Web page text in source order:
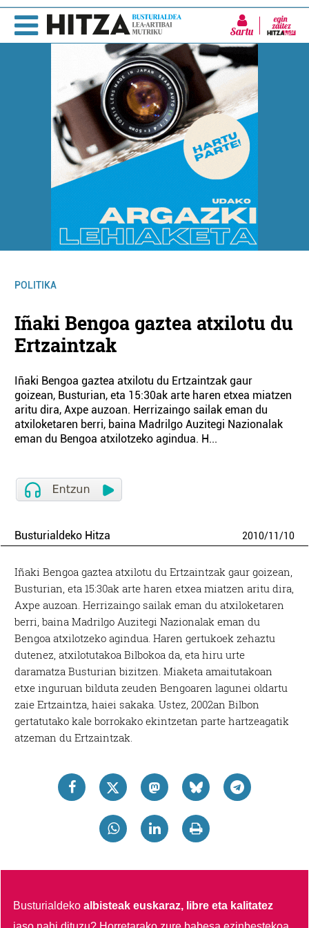
Sartu
POLITIKA
Iñaki Bengoa gaztea atxilotu du
Ertzaintzak
Iñaki Bengoa gaztea atxilotu du Ertzaintzak gaur
goizean, Busturian, eta 15:30ak arte haren etxea miatzen
aritu dira, Axpe auzoan. Herrizaingo sailak eman du
atxiloketaren berri, baina Madrilgo Auzitegi Nazionalak
eman du Bengoa atxilotzeko agindua. H...
Busturialdeko Hitza 2010/11/10
Iñaki Bengoa gaztea atxilotu du Ertzaintzak gaur goizean,
Busturian, eta 15:30ak arte haren etxea miatzen aritu dira,
Axpe auzoan. Herrizaingo sailak eman du atxiloketaren
berri, baina Madrilgo Auzitegi Nazionalak eman du
Bengoa atxilotzeko agindua. Haren gertukoek zehaztu
dutenez, atxilotutakoa Bilbokoa da, eta hiru urte
daramatza Busturian bizitzen. Miaketa amaitutakoan
etxe inguruan bilduta zeuden Bengoaren lagunei oldartu
zaie Ertzaintza, haiei sakaka. Ustez, 2002an Bilbon
gertatutako kale borrokako ekintzetan parte hartzeagatik
atzeman du Ertzaintzak.
Busturialdekoalbisteak euskaraz, libre eta kalitatez